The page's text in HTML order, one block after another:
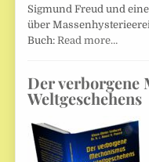
Sigmund Freud und
über
Buch:Read more…
Der verborgene
Weltgeschehens